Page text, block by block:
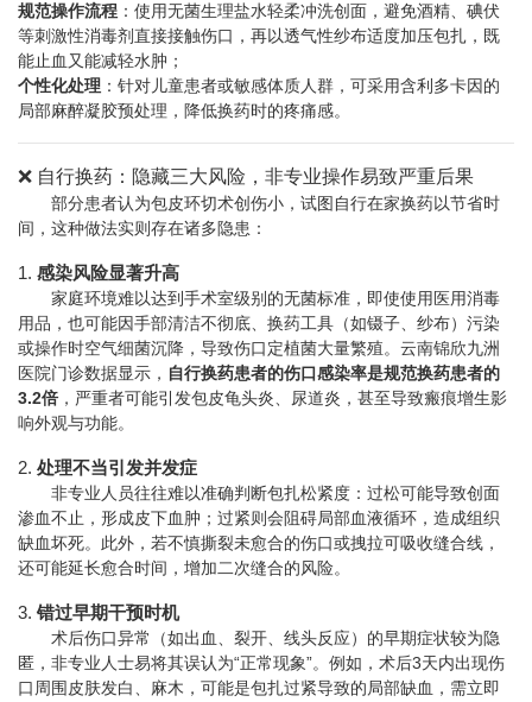
规范操作流程 ：使用无菌生理盐水轻柔冲洗创面，避免酒精、碘伏
等刺激性消毒剂直接接触伤口，再以透气性纱布适度加压包扎，既
能止血又能减轻水肿；
个性化处理 ：针对儿童患者或敏感体质人群，可采用含利多卡因的
局部麻醉凝胶预处理，降低换药时的疼痛感。
❌ 自行换药：隐藏三大风险，非专业操作易致严重后果
部分患者认为包皮环切术创伤小，试图自行在家换药以节省时
间，这种做法实则存在诸多隐患：
1. 感染风险显著升高
家庭环境难以达到手术室级别的无菌标准，即使使用医用消毒
用品，也可能因手部清洁不彻底、换药工具（如镊子、纱布）污染
或操作时空气细菌沉降，导致伤口定植菌大量繁殖。云南锦欣九洲
医院门诊数据显示， 自行换药患者的伤口感染率是规范换药患者的
3.2倍 ，严重者可能引发包皮龟头炎、尿道炎，甚至导致瘢痕增生影
响外观与功能。
2. 处理不当引发并发症
非专业人员往往难以准确判断包扎松紧度：过松可能导致创面
渗血不止，形成皮下血肿；过紧则会阻碍局部血液循环，造成组织
缺血坏死。此外，若不慎撕裂未愈合的伤口或拽拉可吸收缝合线，
还可能延长愈合时间，增加二次缝合的风险。
3. 错过早期干预时机
术后伤口异常（如出血、裂开、线头反应）的早期症状较为隐
匿，非专业人士易将其误认为“正常现象”。例如，术后3天内出现伤
口周围皮肤发白、麻木，可能是包扎过紧导致的局部缺血，需立即